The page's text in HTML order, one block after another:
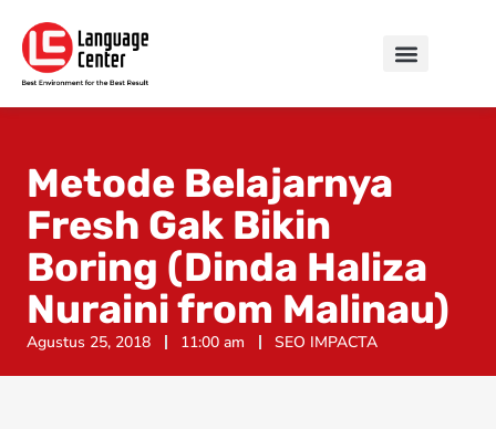
Metode Belajarnya
Fresh Gak Bikin
Boring (Dinda Haliza
Nuraini from Malinau)
Agustus 25, 2018 11:00 am SEO IMPACTA